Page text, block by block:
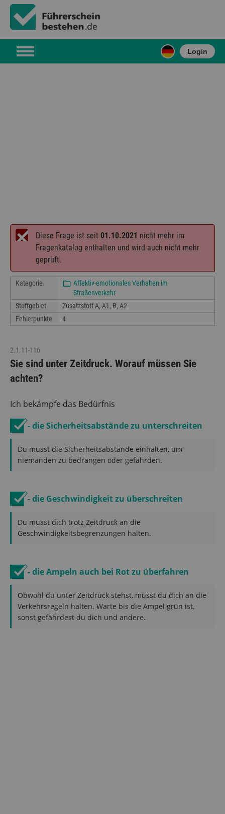
Login
Diese Frage ist seit 01.10.2021 nicht mehr im
Fragenkatalog enthalten und wird auch nicht mehr
geprüft.
Kategorie
Affektiv-emotionales Verhalten im
Straßenverkehr
Stoffgebiet
Zusatzstoff A, A1, B, A2
Fehlerpunkte
4
2.1.11-116
Sie sind unter Zeitdruck. Worauf müssen Sie
achten?
Ich bekämpfe das Bedürfnis
- die Sicherheitsabstände zu unterschreiten
Du musst die Sicherheitsabstände einhalten, um
niemanden zu bedrängen oder gefährden.
- die Geschwindigkeit zu überschreiten
Du musst dich trotz Zeitdruck an die
Geschwindigkeitsbegrenzungen halten.
- die Ampeln auch bei Rot zu überfahren
Obwohl du unter Zeitdruck stehst, musst du dich an die
Verkehrsregeln halten. Warte bis die Ampel grün ist,
sonst gefährdest du dich und andere.